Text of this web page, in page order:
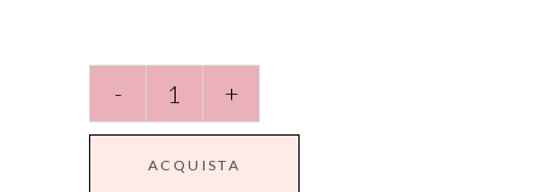
Pomerania
ELIXIR
- +
ACQUISTA